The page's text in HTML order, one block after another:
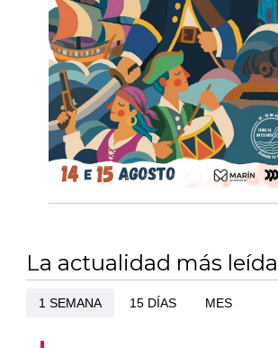
La actualidad más leída
1 SEMANA 15 DÍAS MES